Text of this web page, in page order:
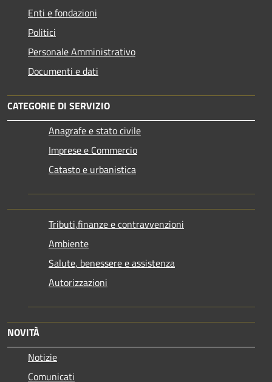
Enti e fondazioni
Politici
Personale Amministrativo
Documenti e dati
CATEGORIE DI SERVIZIO
Anagrafe e stato civile
Imprese e Commercio
Catasto e urbanistica
Tributi,finanze e contravvenzioni
Ambiente
Salute, benessere e assistenza
Autorizzazioni
NOVITÀ
Notizie
Comunicati